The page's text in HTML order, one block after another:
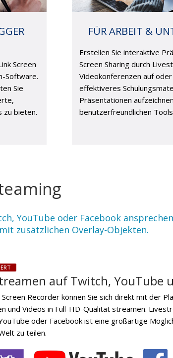
Screen
Software.
Sie
zu bieten.
FÜR ARBEIT &
Erstellen Sie interaktive
Screen Sharing durch
Videokonferenzen auf
effektiveres
Präsentationen
benutzerfreundlichen
YouTube oder Facebook
zusätzlichen Overlay-Objekten.
auf Twitch, YouTube
Recorder können Sie sich direkt mit der
und Videos in Full-HD-Qualität streamen.
oder Facebook ist eine großartige
zu teilen.